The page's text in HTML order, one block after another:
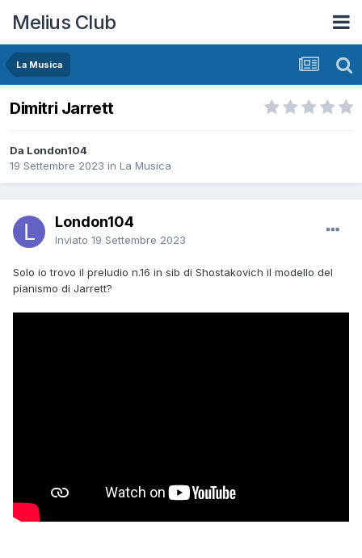
Melius Club
La Musica
Dimitri Jarrett
Da London104
19 Settembre 2023 in La Musica
London104
Inviato 19 Settembre 2023
Solo io trovo il preludio n.16 in sib di Shostakovich il modello del
pianismo di Jarrett?